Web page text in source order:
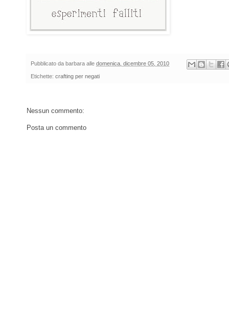
Pubblicato da barbara alle domenica, dicembre 05, 2010
Etichette: crafting per negati
Nessun commento:
Posta un commento